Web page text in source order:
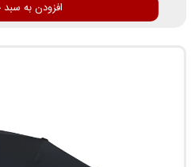
افزودن به